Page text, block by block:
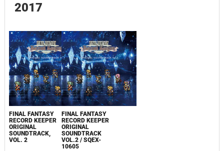
2017
FINAL FANTASY
RECORD KEEPER
ORIGINAL
SOUNDTRACK,
VOL. 2
FINAL FANTASY
RECORD KEEPER
ORIGINAL
SOUNDTRACK
VOL.2 / SQEX-
10605